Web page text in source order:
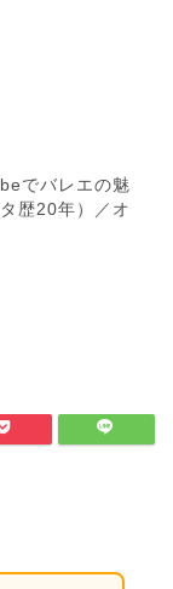
でバレエの魅
歴20年）／オ